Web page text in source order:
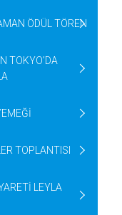
ÖDÜL TÖREN
TOKYO’DA
TOPLANTISI
LEYLA